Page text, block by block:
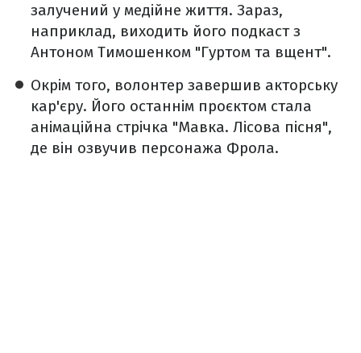
залучений у медійне життя. Зараз,
наприклад, виходить його подкаст з
Антоном Тимошенком "Гуртом та вщент".
Окрім того, волонтер завершив акторську
кар'єру. Його останнім проєктом стала
анімаційна стрічка "Мавка. Лісова пісня",
де він озвучив персонажа Фрола.